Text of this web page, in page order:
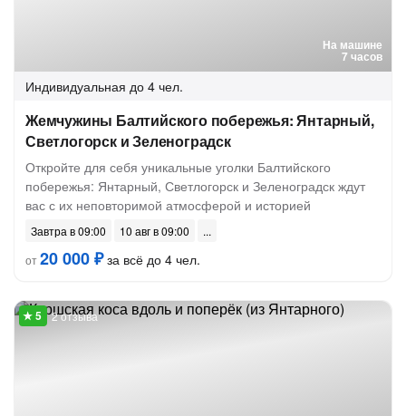
На машине
7 часов
Индивидуальная до 4 чел.
Жемчужины Балтийского побережья: Янтарный,
Светлогорск и Зеленоградск
Откройте для себя уникальные уголки Балтийского
побережья: Янтарный, Светлогорск и Зеленоградск ждут
вас с их неповторимой атмосферой и историей
Завтра в 09:00
10 авг в 09:00
от20 000 ₽за всё до 4 чел.
2 отзыва